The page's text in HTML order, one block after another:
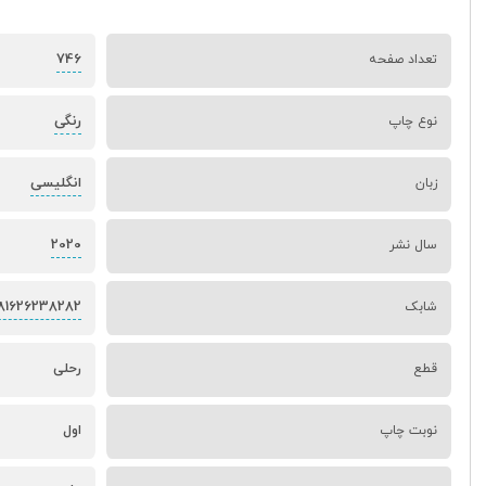
تعداد صفحه 746
نوع چاپ رنگی
زبان انگلیسی
سال نشر 2020
شابک
قطع رحلی
نوبت چاپ اول